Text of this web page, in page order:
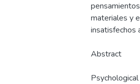
materiales y
insatisfechos
Abstract